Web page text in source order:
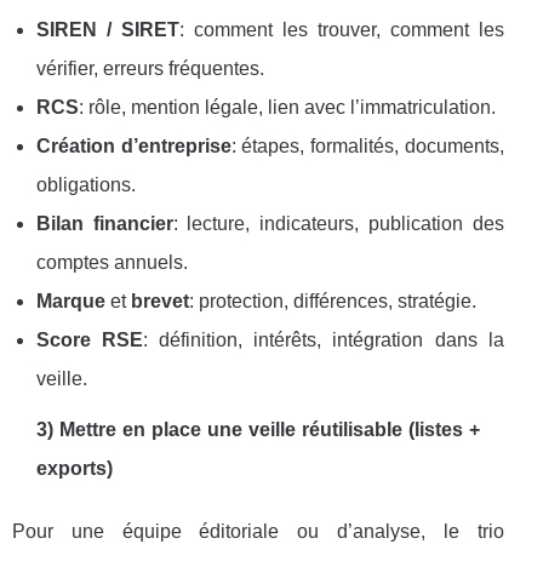
SIREN / SIRET: comment les trouver, comment les
vérifier, erreurs fréquentes.
RCS: rôle, mention légale, lien avec l’immatriculation.
Création d’entreprise: étapes, formalités, documents,
obligations.
Bilan financier: lecture, indicateurs, publication des
comptes annuels.
Marque et brevet: protection, différences, stratégie.
Score RSE: définition, intérêts, intégration dans la
veille.
3) Mettre en place une veille réutilisable (listes +
exports)
Pour une équipe éditoriale ou d’analyse, le trio